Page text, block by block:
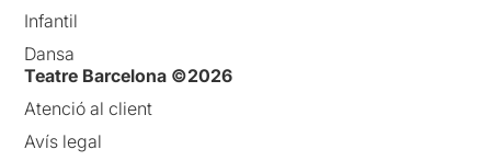
Infantil
Dansa
Teatre Barcelona ©2026
Atenció al client
Avís legal